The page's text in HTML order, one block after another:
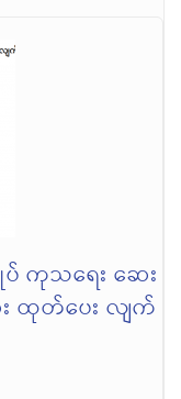
ပ် ကုသရေး ဆေး
း ထုတ်ပေး လျက်